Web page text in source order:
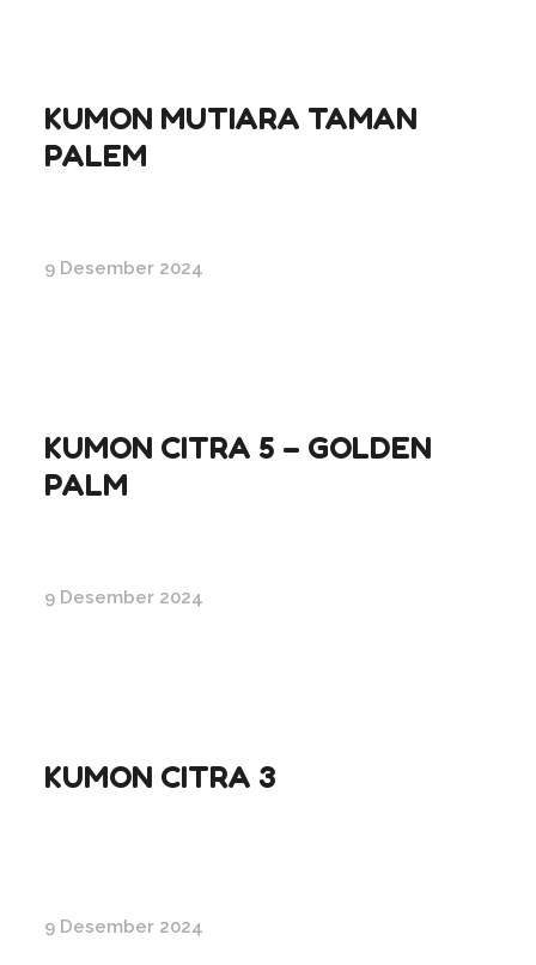
KUMON MUTIARA TAMAN
PALEM
9 Desember 2024
KUMON CITRA 5 – GOLDEN
PALM
9 Desember 2024
KUMON CITRA 3
9 Desember 2024